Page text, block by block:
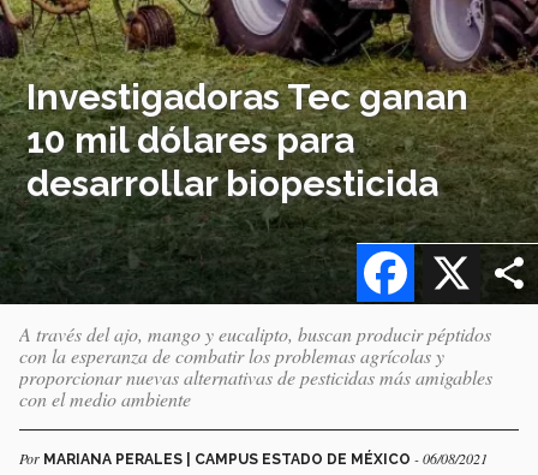
Investigadoras Tec ganan
10 mil dólares para
desarrollar biopesticida
X
Facebook
A través del ajo, mango y eucalipto, buscan producir péptidos
con la esperanza de combatir los problemas agrícolas y
proporcionar nuevas alternativas de pesticidas más amigables
con el medio ambiente
Por MARIANA PERALES | CAMPUS ESTADO DE MÉXICO - 06/08/2021